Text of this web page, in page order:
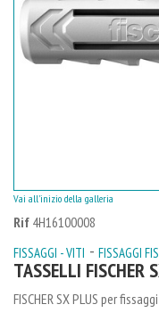
Rif 4H16100008
FISSAGGI - VITI - FISSAGGI
TASSELLI FISCHER
FISCHER SX PLUS per
Vai all'inizio della galleria